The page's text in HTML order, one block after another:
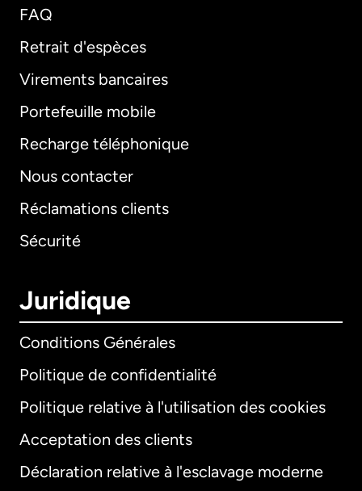
FAQ
Retrait d'espèces
Virements bancaires
Portefeuille mobile
Recharge téléphonique
Nous contacter
Réclamations clients
Sécurité
Juridique
Conditions Générales
Politique de confidentialité
Politique relative à l'utilisation des cookies
Acceptation des clients
Déclaration relative à l'esclavage moderne